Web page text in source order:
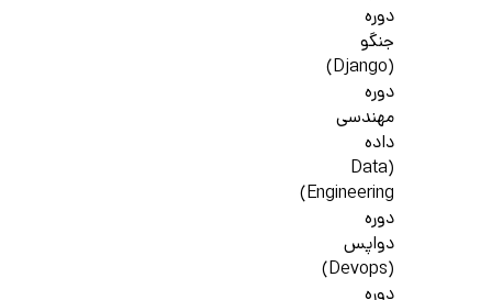
دوره
جنگو
(Django)
دوره
مهندسی
داده
(Data
Engineering)
دوره
دواپس
(Devops)